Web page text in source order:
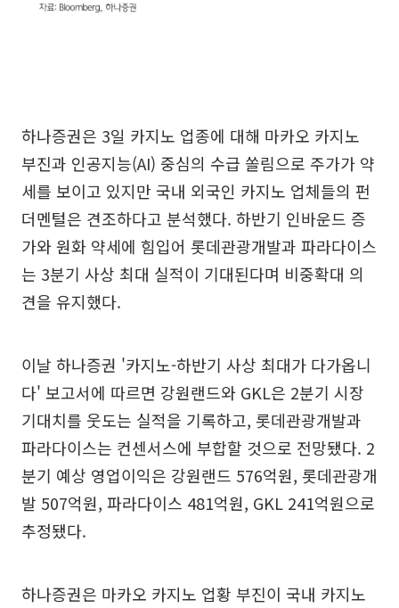
하나증권은 3일 카지노 업종에 대해 마카오 카지노
부진과 인공지능(AI) 중심의 수급 쏠림으로 주가가 약
세를 보이고 있지만 국내 외국인 카지노 업체들의 펀
더멘털은 견조하다고 분석했다. 하반기 인바운드 증
가와 원화 약세에 힘입어 롯데관광개발과 파라다이스
는 3분기 사상 최대 실적이 기대된다며 비중확대 의
견을 유지했다.
이날 하나증권 '카지노-하반기 사상 최대가 다가옵니
다' 보고서에 따르면 강원랜드와 GKL은 2분기 시장
기대치를 웃도는 실적을 기록하고, 롯데관광개발과
파라다이스는 컨센서스에 부합할 것으로 전망됐다. 2
분기 예상 영업이익은 강원랜드 576억원, 롯데관광개
발 507억원, 파라다이스 481억원, GKL 241억원으로
추정됐다.
하나증권은 마카오 카지노 업황 부진이 국내 카지노